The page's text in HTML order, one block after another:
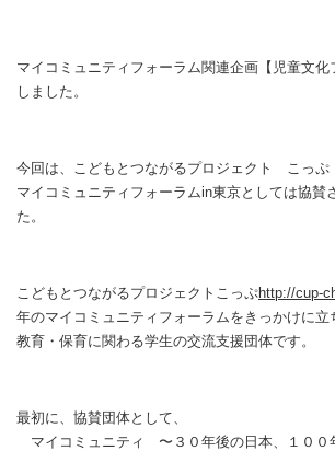
マイコミュニティフォーラム関連企画【児童文
しました。
今回は、こどもとつながるプロジェクト こっぷ
マイコミュニティフォーラムin東京としては協賛
た。
こどもとつながるプロジェクトこっぷhttp://cup-
年のマイコミュニティフォーラムをきっかけに立
教育・保育に関わる学生の交流支援団体です。
最初に、協賛団体として、
マイコミュニティ 〜３０年後の日本、１００